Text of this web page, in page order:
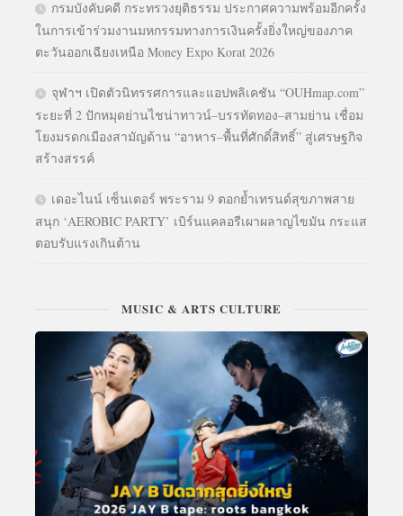
กรมบังคับคดี กระทรวงยุติธรรม ประกาศความพร้อมอีกครั้ง
ในการเข้าร่วมงานมหกรรมทางการเงินครั้งยิ่งใหญ่ของภาค
ตะวันออกเฉียงเหนือ Money Expo Korat 2026
จุฬาฯ เปิดตัวนิทรรศการและแอปพลิเคชัน “OUHmap.com”
ระยะที่ 2 ปักหมุดย่านไชน่าทาวน์–บรรทัดทอง–สามย่าน เชื่อม
โยงมรดกเมืองสามัญด้าน “อาหาร–พื้นที่ศักดิ์สิทธิ์” สู่เศรษฐกิจ
สร้างสรรค์
เดอะไนน์ เซ็นเตอร์ พระราม 9 ตอกย้ำเทรนด์สุขภาพสาย
สนุก ‘AEROBIC PARTY’ เบิร์นแคลอรีเผาผลาญไขมัน กระแส
ตอบรับแรงเกินต้าน
MUSIC & ARTS CULTURE